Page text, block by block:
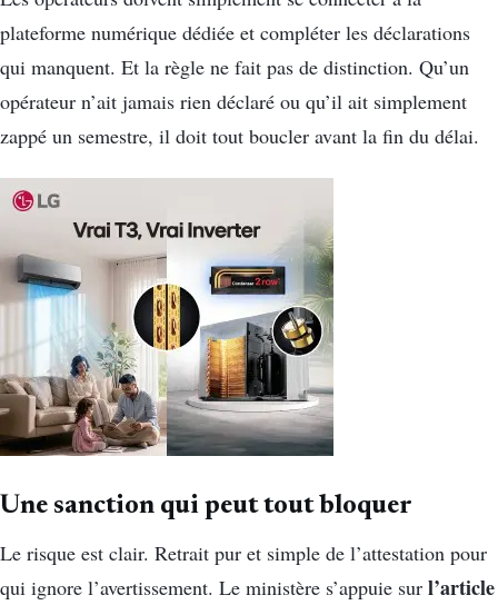
plateforme numérique dédiée et compléter les déclarations
qui manquent. Et la règle ne fait pas de distinction. Qu’un
opérateur n’ait jamais rien déclaré ou qu’il ait simplement
zappé un semestre, il doit tout boucler avant la fin du délai.
Une sanction qui peut tout bloquer
Le risque est clair. Retrait pur et simple de l’attestation pour
qui ignore l’avertissement. Le ministère s’appuie sur l’article